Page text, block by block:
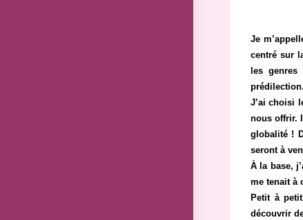
Je
centré sur
les
prédilection.
J’ai choisi
nous offrir.
globalité !
seront à
À la base,
me tenait à
Petit à
découvrir